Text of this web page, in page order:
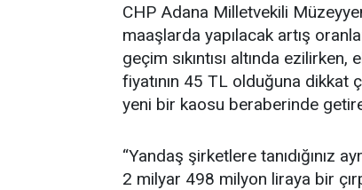
CHP Adana Milletvekili
maaşlarda yapılacak artış
geçim sıkıntısı altında
fiyatının 45 TL olduğuna dikkat
yeni bir kaosu beraberinde
“Yandaş şirketlere tanıdığınız
2 milyar 498 milyon liraya bir